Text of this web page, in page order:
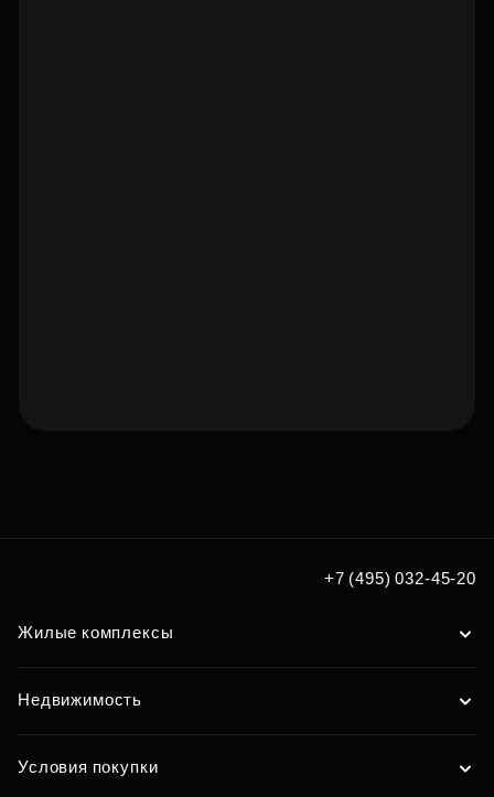
+7 (495) 032-45-20
Жилые комплексы
Недвижимость
Условия покупки